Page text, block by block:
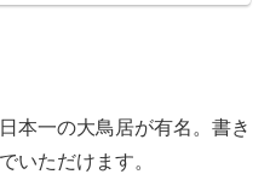
本一の大鳥居が有名。書き
いただけます。